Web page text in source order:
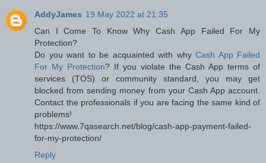
AddyJames 19 May 2022 at 21:35
Can I Come To Know Why Cash App Failed For My
Protection?
Do you want to be acquainted with why Cash App Failed
For My Protection? If you violate the Cash App terms of
services (TOS) or community standard, you may get
blocked from sending money from your Cash App account.
Contact the professionals if you are facing the same kind of
problems!
https://www.7qasearch.net/blog/cash-app-payment-failed-
for-my-protection/
Reply